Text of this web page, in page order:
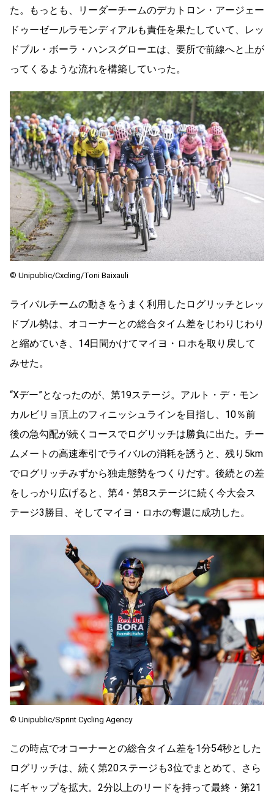
た。もっとも、リーダーチームのデカトロン・アージェー
ドゥーゼールラモンディアルも責任を果たしていて、レッ
ドブル・ボーラ・ハンスグローエは、要所で前線へと上が
ってくるような流れを構築していった。
© Unipublic/Cxcling/Toni Baixauli
ライバルチームの動きをうまく利用したログリッチとレッ
ドブル勢は、オコーナーとの総合タイム差をじわりじわり
と縮めていき、14日間かけてマイヨ・ロホを取り戻して
みせた。
“Xデー”となったのが、第19ステージ。アルト・デ・モン
カルビリョ頂上のフィニッシュラインを目指し、10％前
後の急勾配が続くコースでログリッチは勝負に出た。チー
ムメートの高速牽引でライバルの消耗を誘うと、残り5km
でログリッチみずから独走態勢をつくりだす。後続との差
をしっかり広げると、第4・第8ステージに続く今大会ス
テージ3勝目、そしてマイヨ・ロホの奪還に成功した。
© Unipublic/Sprint Cycling Agency
この時点でオコーナーとの総合タイム差を1分54秒とした
ログリッチは、続く第20ステージも3位でまとめて、さら
にギャップを拡大。2分以上のリードを持って最終・第21